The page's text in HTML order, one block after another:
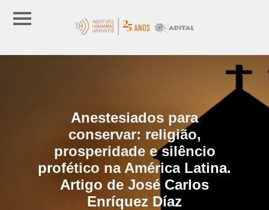
Anestesiados para
conservar: religião,
prosperidade e silêncio
profético na América Latina.
Artigo de José Carlos
Enríquez Díaz